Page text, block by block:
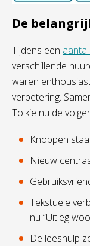
De
Tijdens een
verschillende
waren
verbetering.
Tolkie nu de
Knoppen
Nieuw
Tekstuele
nu “Uitleg
De leeshulp